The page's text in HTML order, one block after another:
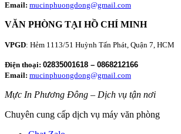
Email: mucinphuongdong@gmail.com
VĂN PHÒNG TẠI HỒ CHÍ MINH
VPGD: Hẻm 1113/51 Huỳnh Tấn Phát, Quận 7, HCM
Điện thoại: 02835001618 – 0868212166
Email: mucinphuongdong@gmail.com
Mực In Phương Đông – Dịch vụ tận nơi
Chuyên cung cấp dịch vụ máy văn phòng